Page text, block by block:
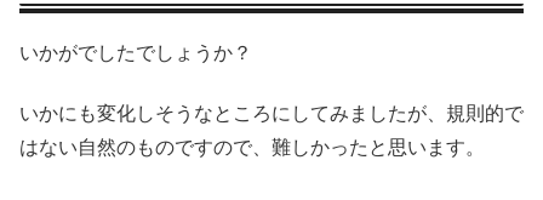
いかがでしたでしょうか？
いかにも変化しそうなところにしてみましたが、規則的で
はない自然のものですので、難しかったと思います。